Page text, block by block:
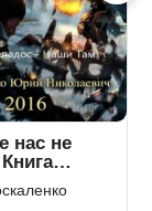
нас не